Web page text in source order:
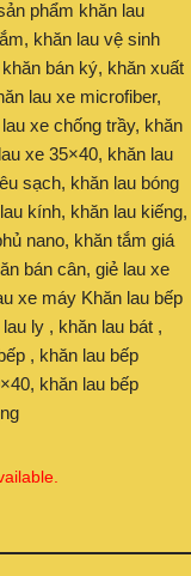
phẩm khăn lau
khăn lau vệ sinh
bán ký, khăn xuất
lau xe microfiber,
xe chống trầy, khăn
xe 35×40, khăn lau
sạch, khăn lau bóng
kính, khăn lau kiếng,
nano, khăn tắm giá
bán cân, giẻ lau xe
xe máy Khăn lau bếp
ly , khăn lau bát ,
, khăn lau bếp
khăn lau bếp